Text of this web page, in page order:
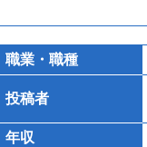
職業・職種
投稿者
年収